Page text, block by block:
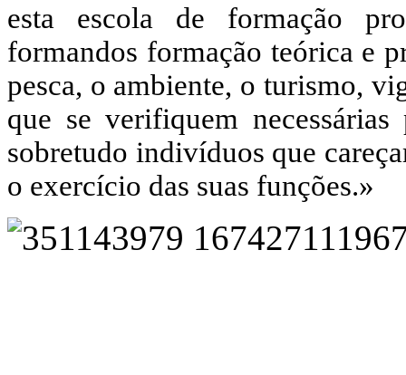
esta escola de formação
formandos formação teórica e
pesca, o ambiente, o turismo,
que se verifiquem
sobretudo indivíduos que
o exercício das suas funções.»